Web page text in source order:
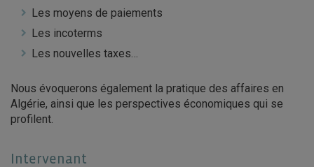
Les moyens de paiements
Les incoterms
Les nouvelles taxes…
Nous évoquerons également la pratique des affaires en
Algérie, ainsi que les perspectives économiques qui se
profilent.
Intervenant